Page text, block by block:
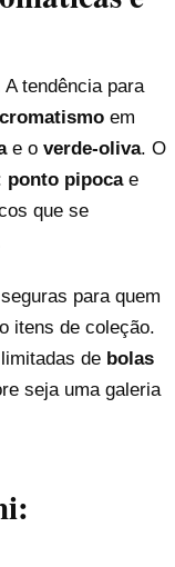
tendência para
em
e o verde-oliva. O
ponto pipocae
que se
para quem
itens de coleção.
de bolas
seja uma galeria